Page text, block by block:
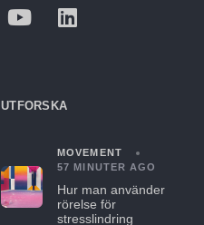
UTFORSKA
MOVEMENT
57 MINUTER AGO
Hur man använder
rörelse för
stresslindring